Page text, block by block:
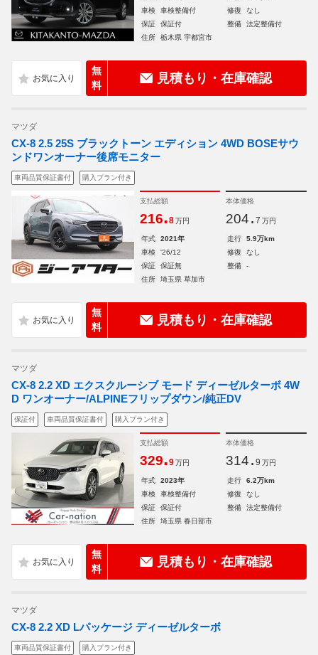
車検
車検整備付 修復
なし
保証
保証付 整備
法定整備付
住所
栃木県 宇都宮市
無
料
見積もり・在庫確認
マツダ
CX-8 2.5 25S ブラックトーン エディション 4WD BOSEサウ
ンドワンオーナー後席モニター
車両品質保証書付 購入プラン付き
支払総額
216.8 万円
本体価格
204. 7 万円
年式 2021年 走行
5.9万km
車検
'26/12 修復
なし
保証
保証無 整備
-
住所
埼玉県 草加市
無
料
見積もり・在庫確認
マツダ
CX-8 2.2 XD エクスクルーシブ モード ディーゼルターボ 4W
D ワンオーナー/ALPINEフリップダウン/純正DV
保証付 車両品質保証書付 購入プラン付き
支払総額
329.9 万円
本体価格
314. 9 万円
年式 2023年 走行
6.2万km
車検
車検整備付 修復
なし
保証
保証付 整備
法定整備付
住所
埼玉県 春日部市
無
料
見積もり・在庫確認
マツダ
CX-8 2.2 XD Lパッケージ ディーゼルターボ
車両品質保証書付 購入プラン付き